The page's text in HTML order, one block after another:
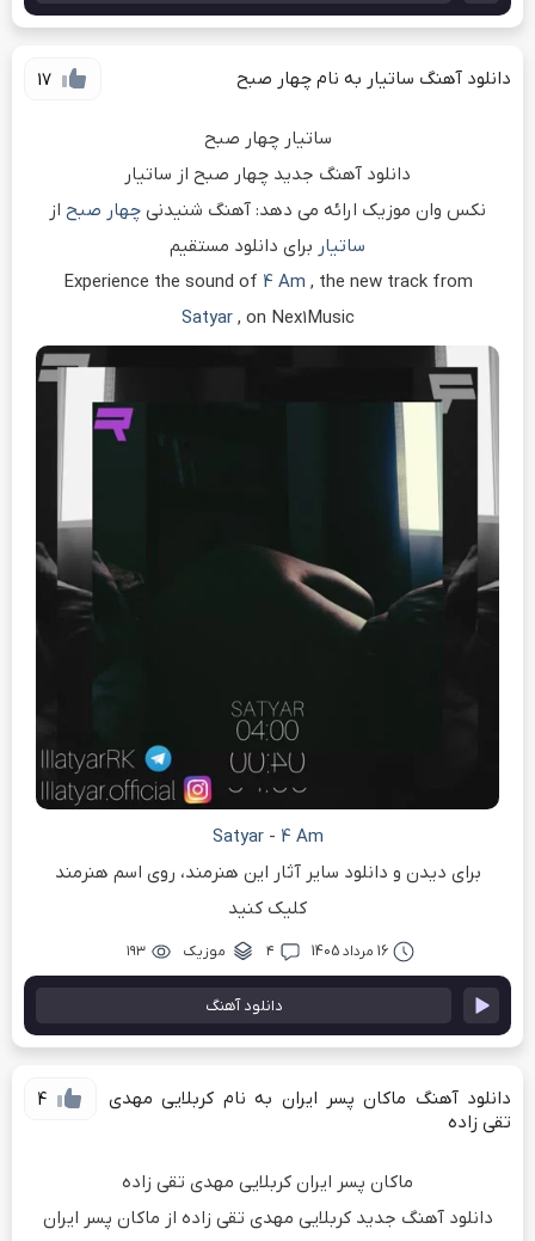
17 دانلود آهنگ ساتیار به نام چهار صبح
ساتیار چهار صبح
دانلود آهنگ جدید چهار صبح از ساتیار
نکس وان موزیک ارائه می دهد: آهنگ شنیدنی چهار صبح از
ساتیار برای دانلود مستقیم
Experience the sound of 4 Am , the new track from
Satyar , on Nex1Music
Satyar - 4 Am
برای دیدن و دانلود سایر آثار این هنرمند، روی اسم هنرمند
کلیک کنید
16 مرداد 1405 ۴ موزیک ۱۹۳
دانلود آهنگ
4
دانلود آهنگ ماکان پسر ایران به نام کربلایی مهدی
تقی زاده
ماکان پسر ایران کربلایی مهدی تقی زاده
دانلود آهنگ جدید کربلایی مهدی تقی زاده از ماکان پسر ایران